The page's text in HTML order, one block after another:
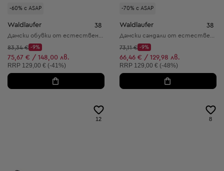
-60% с ASAP
Waldlaufer 38
Начална цена:
83,34 €
Discount Price:
-9%
Намалена цена:
75,67 € / 148,00 лв.
Препоръчителна цена:
RRP 129,00 € (-41%)
-70% с ASAP
Waldlaufer 38
Начална цена:
73,11 €
Discount Price:
-9%
Намалена цена:
66,46 € / 129,98 лв.
Препоръчителна цена:
RRP 129,00 € (-48%)
12 8